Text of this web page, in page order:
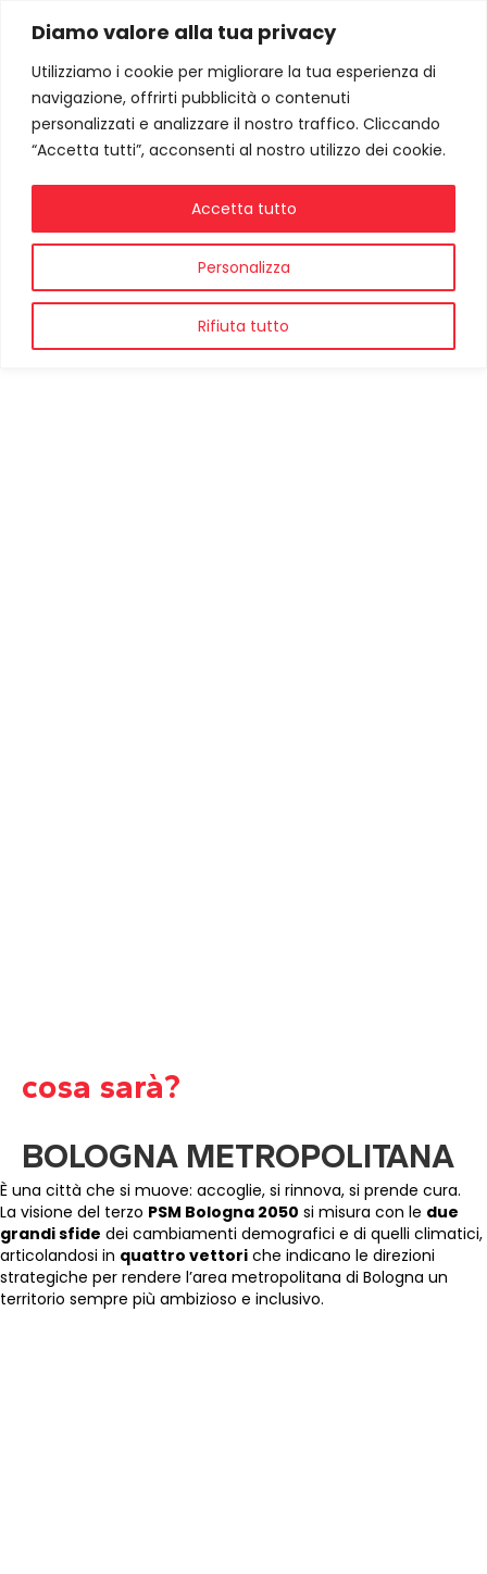
Diamo valore alla tua privacy
Utilizziamo i cookie per migliorare la tua esperienza di
navigazione, offrirti pubblicità o contenuti
personalizzati e analizzare il nostro traffico. Cliccando
“Accetta tutti”, acconsenti al nostro utilizzo dei cookie.
Personalizza
Rifiuta tutto
Accetta tutto
cosa sarà?
BOLOGNA METROPOLITANA
È una città che si muove: accoglie, si rinnova, si prende cura.
La visione del terzo PSM Bologna 2050 si misura con le due
grandi sfide dei cambiamenti demografici e di quelli climatici,
articolandosi in quattro vettori che indicano le direzioni
strategiche per rendere l’area metropolitana di Bologna un
territorio sempre più ambizioso e inclusivo.